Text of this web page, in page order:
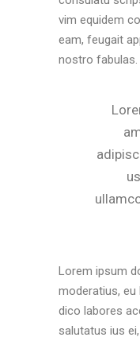
vim equidem
eam, feugait
nostro fabulas.
Lorem ipsum
moderatius, eu
dico labores
salutatus ius